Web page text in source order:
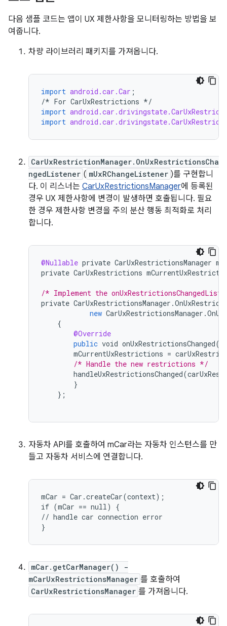
다음 샘플 코드는 앱이 UX 제한사항을 모니터링하는 방법을 보
여줍니다.
차량 라이브러리 패키지를 가져옵니다.
import android.car.Car ;
/* For CarUxRestrictions */
import
import
CarUxRestrictionManager.OnUxRestrictionsCha
ngedListener ( mUxRChangeListener )를 구현합니
다. 이 리스너는 CarUxRestrictionsManager에 등록된
경우 UX 제한사항에 변경이 발생하면 호출됩니다. 필요
한 경우 제한사항 변경을 주의 분산 행동 최적화로 처리
합니다.
@Nullable private CarUxRestrictionsManager
private CarUxRestrictions
/* Implement the
private CarUxRestrictionsManager .
new CarUxRestrictionsManager .
{
@Override
public void onUxRestrictionsChanged(
mCurrentUxRestrictions =
/* Handle the new restrictions */
handleUxRestrictionsChanged(
}
} ;
자동차 API를 호출하여 mCar라는 자동차 인스턴스를 만
들고 자동차 서비스에 연결합니다.
mCar = Car.createCar(context);
if (mCar == null) {
// handle car connection error
}
mCar.getCarManager() -
mCarUxRestrictionsManager 를 호출하여
CarUxRestrictionsManager 를 가져옵니다.